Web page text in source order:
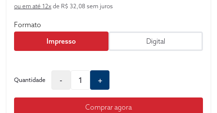
ou em até 12x de R$ 32,08 sem juros
Formato
Impresso
Digital
Quantidade - +
Comprar agora